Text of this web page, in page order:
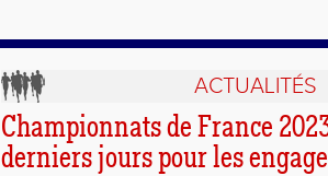
ACTUALITÉS
Championnats de France
derniers jours pour les